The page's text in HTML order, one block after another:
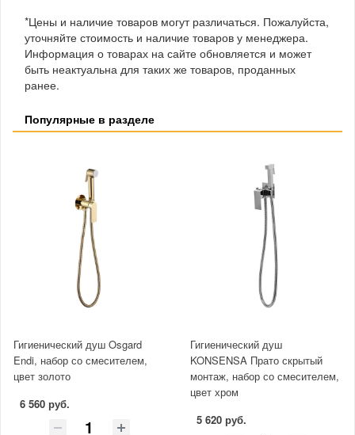
*Цены и наличие товаров могут различаться. Пожалуйста,
уточняйте стоимость и наличие товаров у менеджера.
Информация о товарах на сайте обновляется и может
быть неактуальна для таких же товаров, проданных
ранее.
Популярные в разделе
Гигиенический душ Osgard
Endi, набор со смесителем,
цвет золото
6 560 руб.
Гигиенический душ
KONSENSA Прато скрытый
монтаж, набор со смесителем,
цвет хром
5 620 руб.